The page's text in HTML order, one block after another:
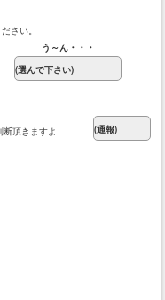
さい。
う～ん・・・
頂きますよ